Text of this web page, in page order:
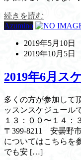
続きを読む
Azumino
2019年5月10日
2019年10月5日
2019年6月ス
多くの方が参加して
ッスンスケジュール
１３：００〜１４
〒399-8211 安曇野
についてはこちら
でも安 […]